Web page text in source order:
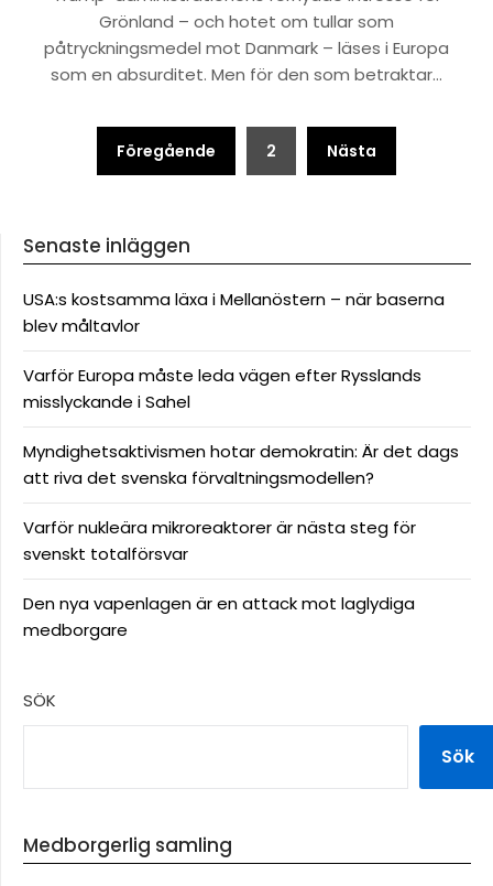
Grönland – och hotet om tullar som
påtryckningsmedel mot Danmark – läses i Europa
som en absurditet. Men för den som betraktar…
Sidnumrering
Föregående 2 Nästa
Senaste inläggen
USA:s kostsamma läxa i Mellanöstern – när baserna
blev måltavlor
Varför Europa måste leda vägen efter Rysslands
misslyckande i Sahel
Myndighetsaktivismen hotar demokratin: Är det dags
att riva det svenska förvaltningsmodellen?
Varför nukleära mikroreaktorer är nästa steg för
svenskt totalförsvar
Den nya vapenlagen är en attack mot laglydiga
medborgare
SÖK
Sök
Medborgerlig samling